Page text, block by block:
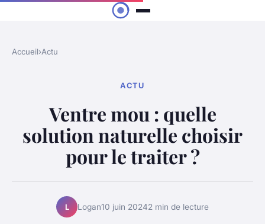
Accueil›Actu
ACTU
Ventre mou : quelle
solution naturelle choisir
pour le traiter ?
L Logan10 juin 20242 min de lecture